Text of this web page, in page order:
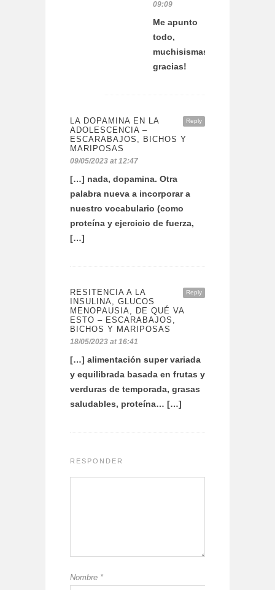
09:09
Me apunto
todo,
muchisismas
gracias!
Reply
LA DOPAMINA EN LA
ADOLESCENCIA –
ESCARABAJOS, BICHOS Y
MARIPOSAS
09/05/2023 at 12:47
[…] nada, dopamina. Otra
palabra nueva a incorporar a
nuestro vocabulario (como
proteína y ejercicio de fuerza,
[…]
Reply
RESITENCIA A LA
INSULINA, GLUCOS
MENOPAUSIA, DE QUÉ VA
ESTO – ESCARABAJOS,
BICHOS Y MARIPOSAS
18/05/2023 at 16:41
[…] alimentación super variada
y equilibrada basada en frutas y
verduras de temporada, grasas
saludables, proteína… […]
RESPONDER
Nombre *